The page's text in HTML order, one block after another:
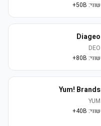
שווי: 50B+
Diageo
DEO
שווי: 80B+
Yum! Brands
YUM
שווי: 40B+